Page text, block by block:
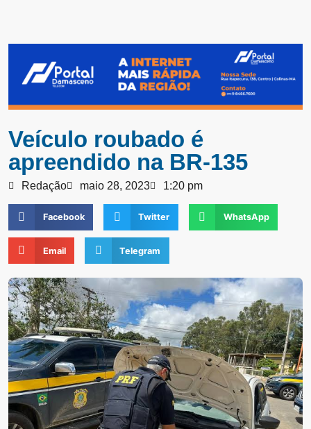
Veículo roubado é
apreendido na BR-135
Redação maio 28, 2023 1:20 pm
Facebook Twitter WhatsApp
Email Telegram